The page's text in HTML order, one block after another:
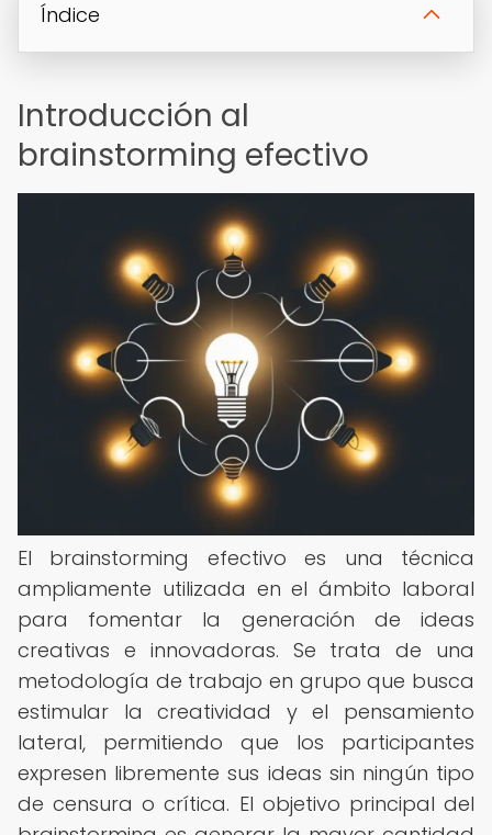
Índice
Introducción al
brainstorming efectivo
El brainstorming efectivo es una técnica
ampliamente utilizada en el ámbito laboral
para fomentar la generación de ideas
creativas e innovadoras. Se trata de una
metodología de trabajo en grupo que busca
estimular la creatividad y el pensamiento
lateral, permitiendo que los participantes
expresen libremente sus ideas sin ningún tipo
de censura o crítica. El objetivo principal del